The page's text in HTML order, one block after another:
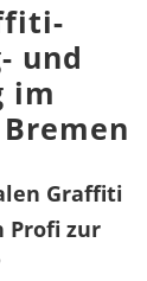
und
im
Graffiti
Profi zur